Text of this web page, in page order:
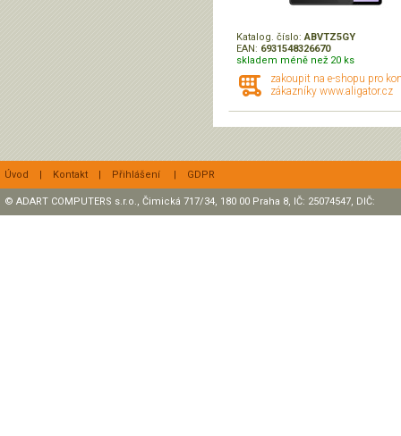
Katalog. číslo:ABVTZ5GY
EAN: 6931548326670
skladem méně než 20 ks
zakoupit na e-shopu pro
zákazníky www.aligator.cz
Úvod | Kontakt | Přihlášení | GDPR
© ADART COMPUTERS s.r.o., Čimická 717/34, 180 00 Praha 8, IČ: 25074547, DIČ: